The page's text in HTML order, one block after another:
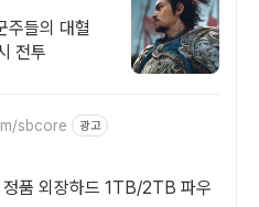
주들의 대혈
전투
sbcore 광고
품 외장하드 1TB/2TB 파우